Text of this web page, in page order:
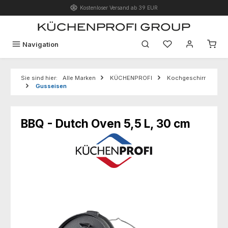
Zum Hauptinhalt springenKostenloser Versand ab 39 EUR
Navigation Du hast 0
Sie sind hier: Alle Marken KÜCHENPROFI
Kochgeschirr
Gusseisen
BBQ - Dutch Oven 5,5 L, 30 cm